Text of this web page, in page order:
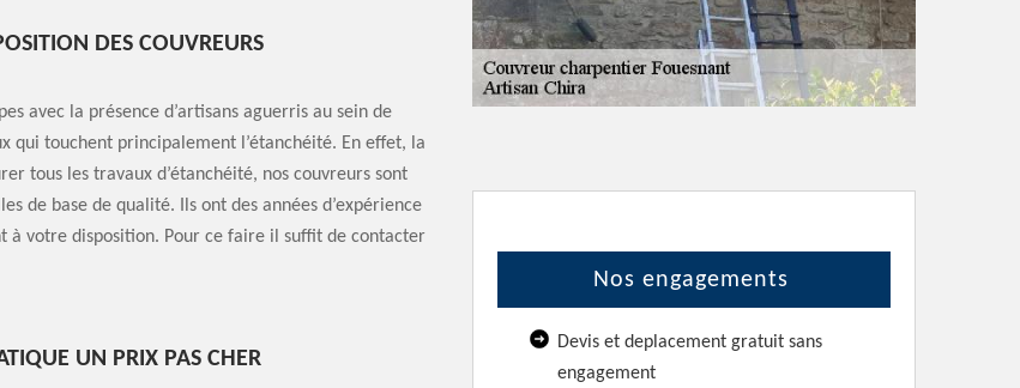
DES COUVREURS
avec la présence d’artisans aguerris au sein de
qui touchent principalement l’étanchéité. En effet, la
tous les travaux d’étanchéité, nos couvreurs sont
de base de qualité. Ils ont des années d’expérience
à votre disposition. Pour ce faire il suffit de contacter
UN PRIX PAS CHER
Nos engagements
Devis et deplacement gratuit sans
engagement